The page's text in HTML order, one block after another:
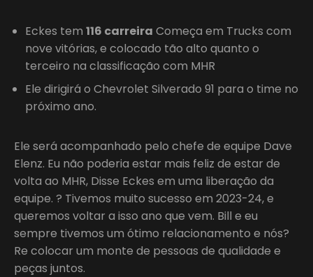
Eckes tem 116 carreira Começa em Trucks com
nove vitórias, e colocado tão alto quanto o
terceiro na classificação com MHR
Ele dirigirá o Chevrolet Silverado 91 para o time no
próximo ano.
Ele será acompanhado pelo chefe de equipe Dave
Elenz. Eu não poderia estar mais feliz de estar de
volta ao MHR, Disse Eckes em uma liberação da
equipe. ? Tivemos muito sucesso em 2023-24, e
queremos voltar a isso ano que vem. Bill e eu
sempre tivemos um ótimo relacionamento e nós?
Re colocar um monte de pessoas de qualidade e
peças juntos.